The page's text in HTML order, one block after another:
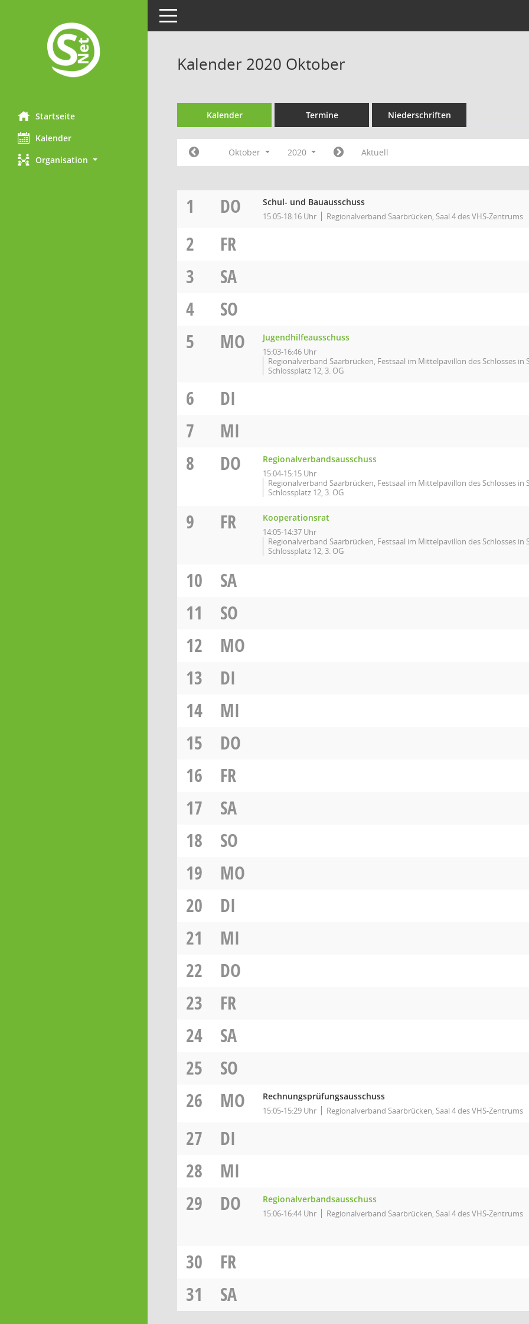
Startseite
Kalender
Organisation
Toggle navigation
Kalender 2020 Oktober
Kalender Termine Niederschriften
Oktober 2020 Aktuell
1 DO Schul- und Bauausschuss
15:05-18:16 Uhr Regionalverband Saarbrücken, Saal 4 des VHS-Zentrums
2
FR
3
SA
4
SO
5
MO Jugendhilfeausschuss
15:03-16:46 Uhr
Regionalverband Saarbrücken, Festsaal im Mittelpavillon des Schlosses in
Schlossplatz 12, 3. OG
6
DI
7
MI
8
DO Regionalverbandsausschuss
15:04-15:15 Uhr
Regionalverband Saarbrücken, Festsaal im Mittelpavillon des Schlosses in
Schlossplatz 12, 3. OG
9 FR Kooperationsrat
14:05-14:37 Uhr
Regionalverband Saarbrücken, Festsaal im Mittelpavillon des Schlosses in
Schlossplatz 12, 3. OG
10
SA
11
SO
12
MO
13
DI
14
MI
15
DO
16
FR
17
SA
18
SO
19
MO
20
DI
21
MI
22
DO
23
FR
24
SA
25
SO
26
MO Rechnungsprüfungsausschuss
15:05-15:29 Uhr Regionalverband Saarbrücken, Saal 4 des VHS-Zentrums
27
DI
28
MI
29
DO Regionalverbandsausschuss
15:06-16:44 Uhr Regionalverband Saarbrücken, Saal 4 des VHS-Zentrums
30
FR
31
SA